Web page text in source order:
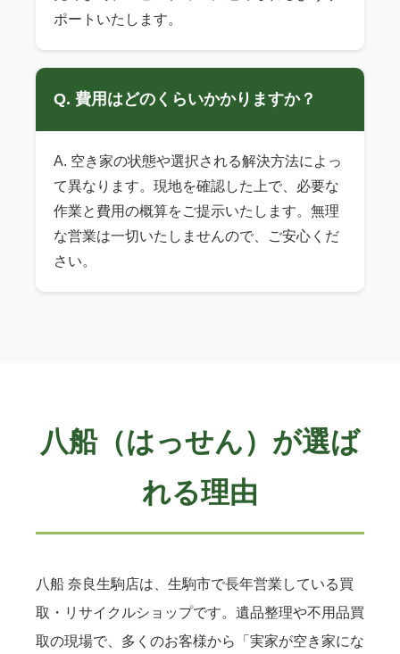
ポートいたします。
Q. 費用はどのくらいかかりますか？
A. 空き家の状態や選択される解決方法によっ
て異なります。現地を確認した上で、必要な
作業と費用の概算をご提示いたします。無理
な営業は一切いたしませんので、ご安心くだ
さい。
八船（はっせん）が選ば
れる理由
八船 奈良生駒店は、生駒市で長年営業している買
取・リサイクルショップです。遺品整理や不用品買
取の現場で、多くのお客様から「実家が空き家にな